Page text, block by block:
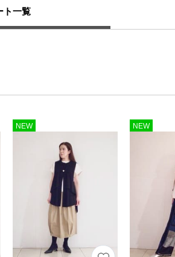
ト一覧
NEW NEW